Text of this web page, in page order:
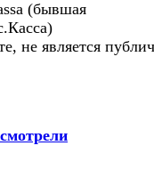
не является